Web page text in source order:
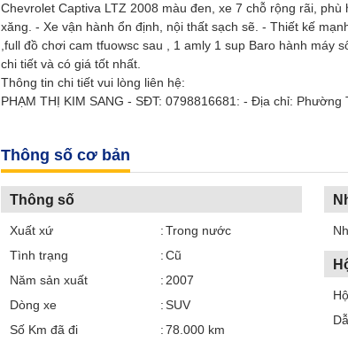
Chevrolet Captiva LTZ 2008 màu đen, xe 7 chỗ rộng rãi,
xăng. - Xe vận hành ổn định, nội thất sạch sẽ. - Thiết kế
,full đồ chơi cam tfuowsc sau , 1 amly 1 sup Baro hành máy
chi tiết và có giá tốt nhất.
Thông tin chi tiết vui lòng liên hệ:
PHẠM THỊ KIM SANG - SĐT: 0798816681: - Địa chỉ:
Thông số cơ bản
Thông số
Xuất xứ
Trong nước
Tình trạng
Cũ
Năm sản xuất
2007
Dòng xe
SUV
Số Km đã đi
78.000 km